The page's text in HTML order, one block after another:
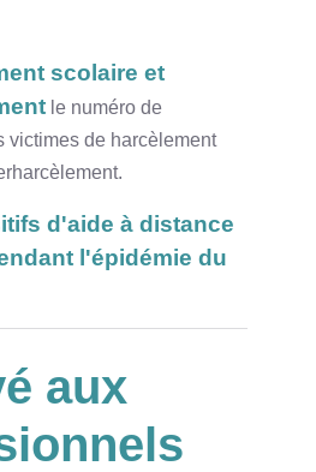
scolaire et
le numéro de
victimes de harcèlement
d'aide à distance
l'épidémie du
aux